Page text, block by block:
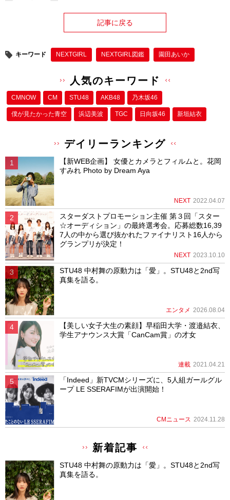
記事に戻る
キーワード NEXTGIRL NEXTGIRL図鑑 園田あいか
人気のキーワード
CMNOW CM STU48 AKB48 乃木坂46
僕が⾒たかった⻘空 浜辺美波 TGC 日向坂46 新垣結衣
デイリーランキング
【新WEB企画】 女優とカメラとフィルムと。花岡
すみれ Photo by Dream Aya
NEXT 2022.04.07
スターダストプロモーション主催 第３回「スター
☆オーディション」の最終選考会。応募総数16,39
7人の中から選び抜かれたファイナリスト16人から
グランプリが決定！
NEXT 2023.10.10
STU48 中村舞の原動力は「愛」。STU48と2nd写
真集を語る。
エンタメ 2026.08.04
【美しい女子大生の素顔】早稲田大学・渡邉結衣、
学生アナウンス大賞「CanCam賞」の才女
連載 2021.04.21
「Indeed」新TVCMシリーズに、5人組ガールグル
ープ LE SSERAFIMが出演開始！
CMニュース 2024.11.28
新着記事
STU48 中村舞の原動力は「愛」。STU48と2nd写
真集を語る。